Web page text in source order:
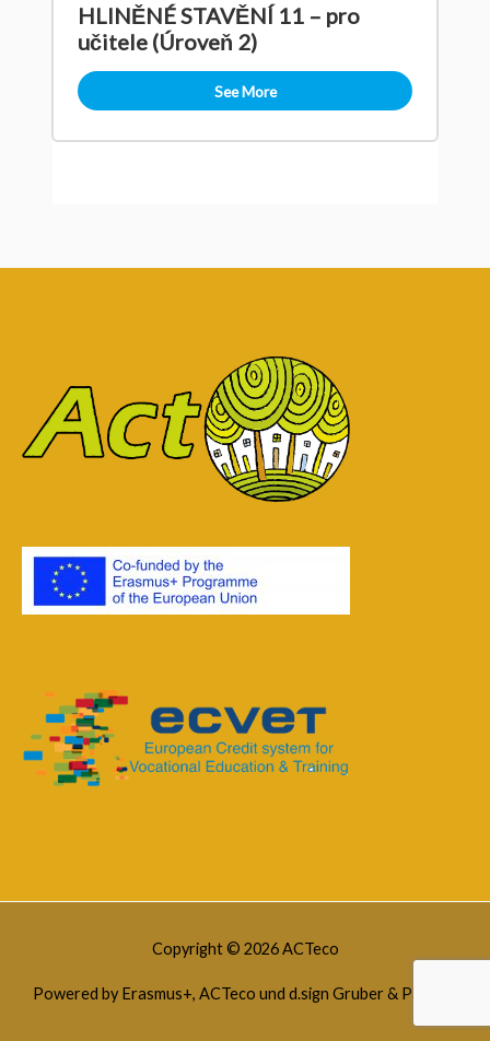
HLINĚNÉ STAVĚNÍ 11 – pro
učitele (Úroveň 2)
See More
Copyright © 2026ACTeco
Powered by Erasmus+, ACTeco und d.sign Gruber & Partner